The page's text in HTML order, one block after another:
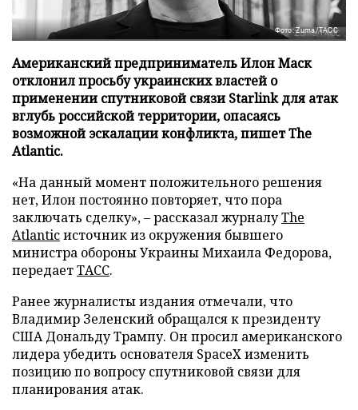
Фото: Zuma/ТАСС
Американский предприниматель Илон Маск
отклонил просьбу украинских властей о
применении спутниковой связи Starlink для атак
вглубь российской территории, опасаясь
возможной эскалации конфликта, пишет The
Atlantic.
«На данный момент положительного решения
нет, Илон постоянно повторяет, что пора
заключать сделку», – рассказал журналуThe
Atlanticисточник из окружения бывшего
министра обороны Украины Михаила Федорова,
передаетТАСС.
Ранее журналисты издания отмечали, что
Владимир Зеленский обращался к президенту
США Дональду Трампу. Он просил американского
лидера убедить основателя SpaceX изменить
позицию по вопросу спутниковой связи для
планирования атак.